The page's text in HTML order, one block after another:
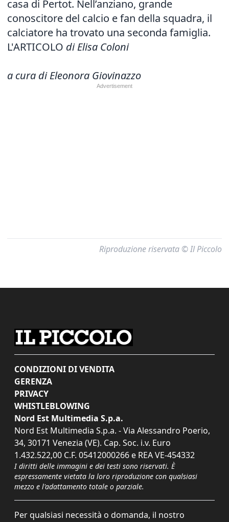
casa di Pertot. Nell’anziano, grande
conoscitore del calcio e fan della squadra, il
calciatore ha trovato una seconda famiglia.
L'ARTICOLO di Elisa Coloni
a cura di Eleonora Giovinazzo
Riproduzione riservata © Il Piccolo
CONDIZIONI DI VENDITA
GERENZA
PRIVACY
WHISTLEBLOWING
Nord Est Multimedia S.p.a.
Nord Est Multimedia S.p.a. - Via Alessandro Poerio,
34, 30171 Venezia (VE). Cap. Soc. i.v. Euro
1.432.522,00 C.F. 05412000266 e REA VE-454332
I diritti delle immagini e dei testi sono riservati. È
espressamente vietata la loro riproduzione con qualsiasi
mezzo e l'adattamento totale o parziale.
Per qualsiasi necessità o domanda, il nostro